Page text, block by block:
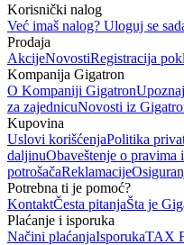
Korisnički nalog
Već imaš nalog? Uloguj se
Prodaja
AkcijeNovostiRegistracija
Kompanija Gigatron
O Kompaniji Gigatron
za zajednicuNovosti iz
Kupovina
Uslovi korišćenjaPolitika
daljinuObaveštenje o pravima
potrošačaReklamacije
Potrebna ti je pomoć?
KontaktČesta pitanjaŠta je
Plaćanje i isporuka
Načini plaćanjaIsporukaTAX